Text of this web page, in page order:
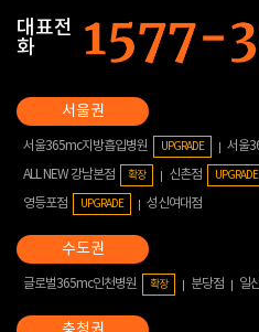
대표전
화
서울365mc지방흡입병원 UPGRADE 서울
ALL NEW 강남본점 확장 신촌점 UPGRADE
영등포점
UPGRADE 성신여대점
글로벌365mc인천병원 확장 분당점 일